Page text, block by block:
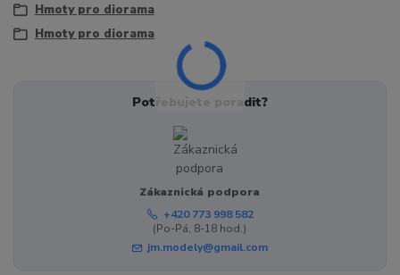
Hmoty pro diorama
Hmoty pro diorama
Potřebujete poradit?
Zákaznická podpora
+420 773 998 582
(Po-Pá, 8-18 hod.)
jm.modely@gmail.com